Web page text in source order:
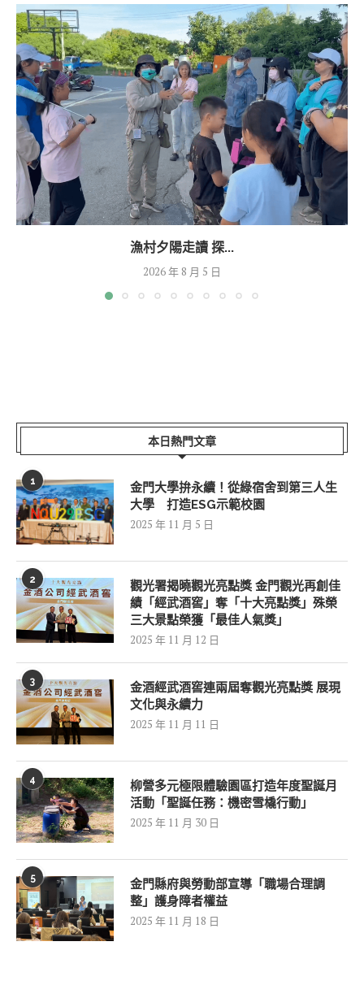
漁村夕陽走讀 探...
2026 年 8 月 5 日
本日熱門文章
1
金門大學拚永續！從綠宿舍到第三人生
大學 打造ESG示範校園
2025 年 11 月 5 日
2
觀光署揭曉觀光亮點獎 金門觀光再創佳
績「經武酒窖」奪「十大亮點獎」殊榮
三大景點榮獲「最佳人氣獎」
2025 年 11 月 12 日
3
金酒經武酒窖連兩屆奪觀光亮點獎 展現
文化與永續力
2025 年 11 月 11 日
4
柳營多元極限體驗園區打造年度聖誕月
活動「聖誕任務：機密雪橇行動」
2025 年 11 月 30 日
5
金門縣府與勞動部宣導「職場合理調
整」護身障者權益
2025 年 11 月 18 日